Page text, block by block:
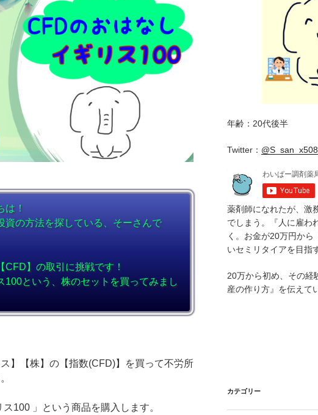
は！
資の方法を探している、そーさんで
CFD】の取引に挑戦です！
100という、株のセットを買ってみまし
】【株】の【指数(CFD)】を買って不労所
100 」という商品を購入します。
年齢：20代後半
Twitter： @S_san_x508
薬剤師になれたが、激
でしまう。『人に雇わ
く。お金が20万円から
いセミリタイアを目指
20万から初め、その経
産の作り方』を伝えて
カテゴリー